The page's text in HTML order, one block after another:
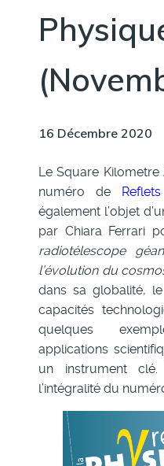
16 Décembre 2020
Le Square
numéro de
également l’objet
par Chiara Ferrari
radiotélescope
l’évolution du
dans sa globalité,
capacités
quelques
applications
un instrument
l’intégralité du